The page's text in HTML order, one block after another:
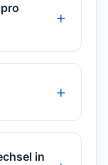
in